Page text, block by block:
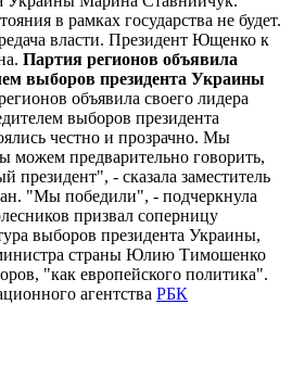
в рамках государства не будет.
власти. Президент Ющенко к
Партия регионов объявила
выборов президента Украины
объявила своего лидера
выборов президента
честно и прозрачно. Мы
можем предварительно говорить,
президент", - сказала заместитель
"Мы победили", - подчеркнула
призвал соперницу
выборов президента Украины,
страны Юлию Тимошенко
"как европейского политика".
агентства РБК